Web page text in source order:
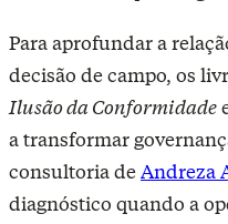
Para aprofundar a
decisão de campo, os
Ilusão da Conformidade
a transformar
consultoria deAndreza
diagnóstico quando a